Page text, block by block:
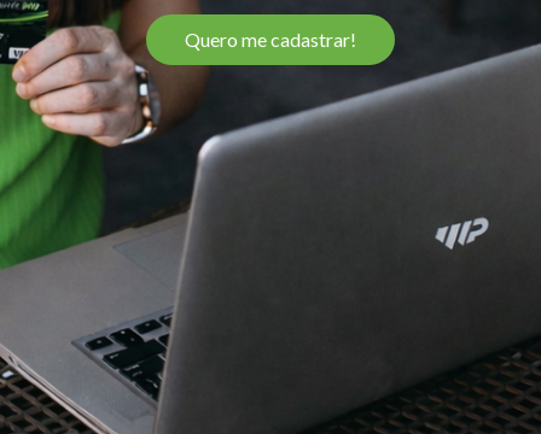
Quero me cadastrar!